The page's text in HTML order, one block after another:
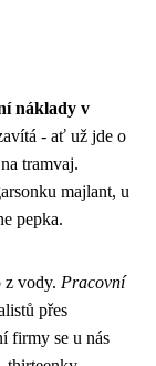
náklady v
- ať už jde o
tramvaj.
majlant, u
pepka.
z vody. Pracovní
přes
firmy se u nás